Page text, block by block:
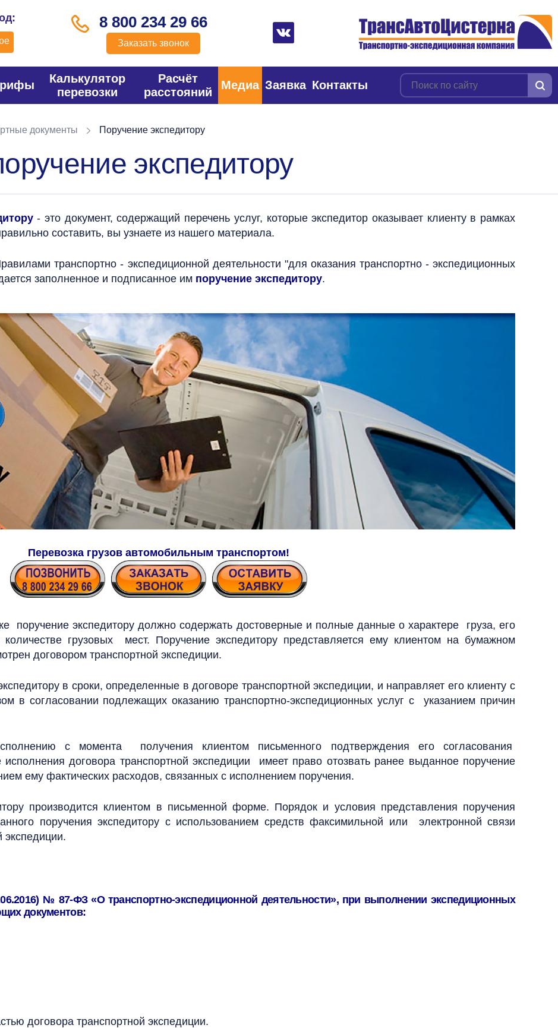
8 800 234 29 66
Заказать звонок
Калькулятор
перевозки
Расчёт
расстояний
Медиа Заявка Контакты
документы Поручение экспедитору
экспедитору
- это документ, содержащий перечень услуг, которые экспедитор оказывает клиенту в рамках
составить, вы узнаете из нашего материала.
транспортно - экспедиционной деятельности "для оказания транспортно - экспедиционных
заполненное и подписанное им поручение экспедитору.
Перевозка грузов автомобильным транспортом!
поручение экспедитору должно содержать достоверные и полные данные о характере груза, его
грузовых мест. Поручение экспедитору представляется ему клиентом на бумажном
договором транспортной экспедиции.
в сроки, определенные в договоре транспортной экспедиции, и направляет его клиенту с
в согласовании подлежащих оказанию транспортно-экспедиционных услуг с указанием причин
с момента получения клиентом письменного подтверждения его согласования
договора транспортной экспедиции имеет право отозвать ранее выданное поручение
ему фактических расходов, связанных с исполнением поручения.
производится клиентом в письменной форме. Порядок и условия представления поручения
поручения экспедитору с использованием средств факсимильной или электронной связи
экспедиции.
№ 87-ФЗ «О транспортно-экспедиционной деятельности», при выполнении экспедиционных
документов:
договора транспортной экспедиции.